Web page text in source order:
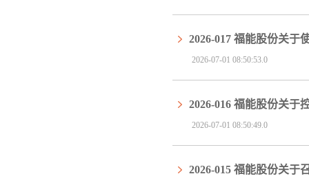
2026-017 福能股份关于
2026-07-01 08:50:53.0
2026-016 福能股份关于
2026-07-01 08:50:49.0
2026-015 福能股份关于